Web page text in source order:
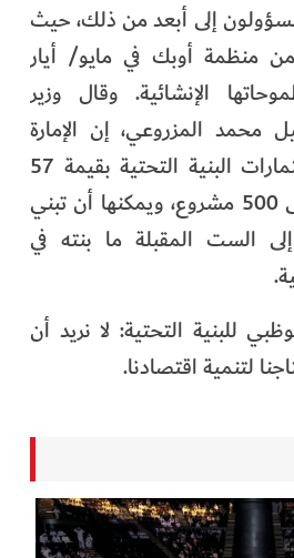
إلى أبعد من ذلك، حيث
من منظمة أوبك في مايو/ أيار
الإنشائية. وقال وزير
محمد المزروعي، إن الإمارة
تمضي قدماً في استثمارات البنية التحتية بقيمة 57
مليار دولار موزعة على 500 مشروع، ويمكنها أن تبني
الست المقبلة ما بنته في
للبنية التحتية: لا نريد أن
لتنمية اقتصادنا.